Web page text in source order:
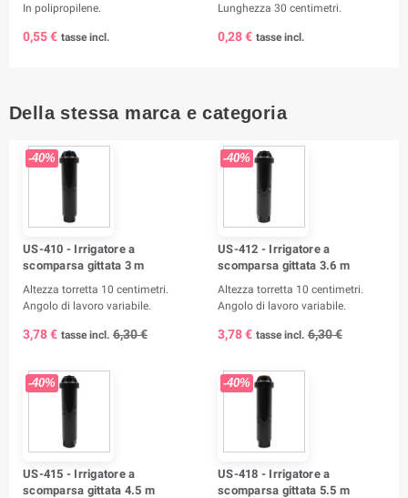
In polipropilene.
0,55 € tasse incl.
Lunghezza 30 centimetri.
0,28 € tasse incl.
Della stessa marca e categoria
-40%
US-410 - Irrigatore a
scomparsa gittata 3 m
Altezza torretta 10 centimetri.
Angolo di lavoro variabile.
3,78 € tasse incl. 6,30 €
-40%
US-412 - Irrigatore a
scomparsa gittata 3.6 m
Altezza torretta 10 centimetri.
Angolo di lavoro variabile.
3,78 € tasse incl. 6,30 €
-40%
US-415 - Irrigatore a
scomparsa gittata 4.5 m
-40%
US-418 - Irrigatore a
scomparsa gittata 5.5 m